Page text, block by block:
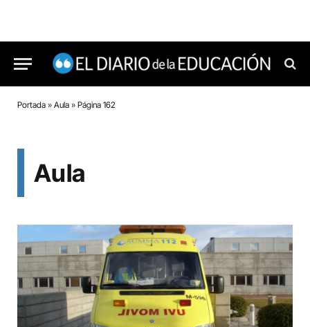
Portada » Aula » Página 162
Aula